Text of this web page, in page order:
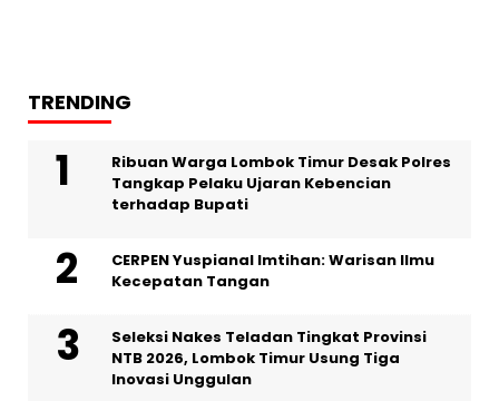
TRENDING
Ribuan Warga Lombok Timur Desak Polres
Tangkap Pelaku Ujaran Kebencian
terhadap Bupati
CERPEN Yuspianal Imtihan: Warisan Ilmu
Kecepatan Tangan
Seleksi Nakes Teladan Tingkat Provinsi
NTB 2026, Lombok Timur Usung Tiga
Inovasi Unggulan